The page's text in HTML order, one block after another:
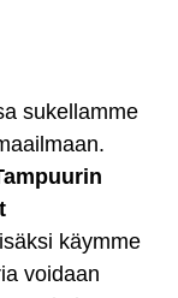
sukellamme
käymme
voidaan